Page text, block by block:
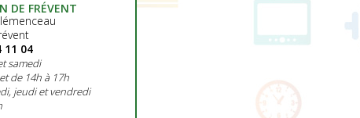
DE FRÉVENT
11 04
samedi
de 14h à 17h
jeudi et vendredi